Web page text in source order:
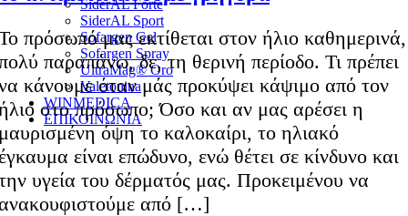
SiderAL Forte
SiderAL Sport
Sofargen Gel
Sofargen Spray
UltraMag® Oro
Valetonina
WINMEDICA
ΕΠΙΚΟΙΝΩΝΙΑ
πρόσωπό μας εκτίθεται στον ήλιο καθημερινά,
παραπάνω, δε, τη θερινή περίοδο. Τι πρέπει
κάνουμε όταν μάς προκύψει κάψιμο από τον
στο πρόσωπο; Όσο και αν μας αρέσει η
όψη το καλοκαίρι, το ηλιακό
είναι επώδυνο, ενώ θέτει σε κίνδυνο και
υγεία του δέρματός μας. Προκειμένου να
από […]